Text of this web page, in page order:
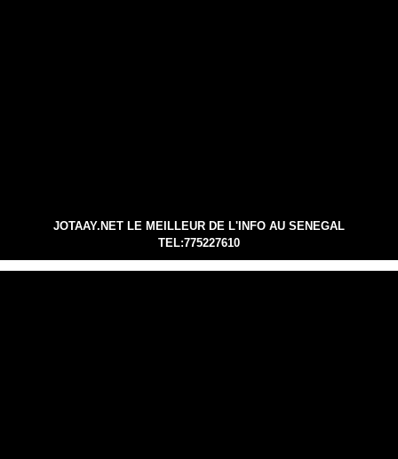
JOTAAY.NET LE MEILLEUR DE L'INFO AU SENEGAL
TEL:775227610